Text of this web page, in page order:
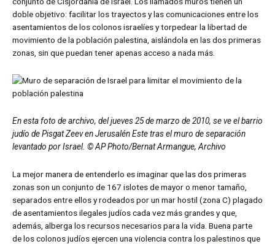
doble objetivo: facilitar los trayectos y las comunicaciones entre los
asentamientos de los colonos israelíes y torpedear la libertad de
movimiento de la población palestina, aislándola en las dos primeras
zonas, sin que puedan tener apenas acceso a nada más.
En esta foto de archivo, del jueves 25 de marzo de 2010, se ve el barrio
judío de Pisgat Zeev en Jerusalén Este tras el muro de separación
levantado por Israel. © AP Photo/Bernat Armangue, Archivo
La mejor manera de entenderlo es imaginar que las dos primeras
zonas son un conjunto de 167 islotes de mayor o menor tamaño,
separados entre ellos y rodeados por un mar hostil (zona C) plagado
de asentamientos ilegales judíos cada vez más grandes y que,
además, alberga los recursos necesarios para la vida. Buena parte
de los colonos judíos ejercen una violencia contra los palestinos que